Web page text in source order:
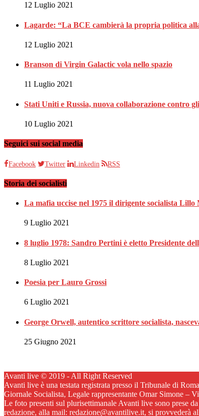
12 Luglio 2021
Lagarde: “La BCE cambierà la propria politica
12 Luglio 2021
Branson di Virgin Galactic vola nello spazio
11 Luglio 2021
Stati Uniti e Russia, nuova collaborazione contro
10 Luglio 2021
Seguici sui social media
Facebook Twitter Linkedin RSS
Storia dei socialisti
La mafia uccise nel 1975 il dirigente socialista
9 Luglio 2021
8 luglio 1978: Sandro Pertini è eletto Presidente
8 Luglio 2021
Poesia per Lauro Grossi
6 Luglio 2021
George Orwell, autentico scrittore socialista,
25 Giugno 2021
Avanti live © 2019 - All Right Reserved
Avanti live è una testata registrata presso il Tribunale di
Giornale Socialista, Legale rappresentante Omar Simone
Le foto presenti sul plurisettimanale Avanti live sono prese
redazione, alla mail: redazione@avantilive.it, si provvederà